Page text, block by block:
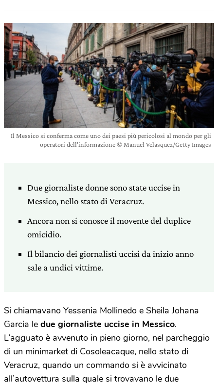
Il Messico si conferma come uno dei paesi più pericolosi al mondo per gli
operatori dell'informazione © Manuel Velasquez/Getty Images
Due giornaliste donne sono state uccise in
Messico, nello stato di Veracruz.
Ancora non si conosce il movente del duplice
omicidio.
Il bilancio dei giornalisti uccisi da inizio anno
sale a undici vittime.
Si chiamavano Yessenia Mollinedo e Sheila Johana
Garcia le due giornaliste uccise in Messico.
L’agguato è avvenuto in pieno giorno, nel parcheggio
di un minimarket di Cosoleacaque, nello stato di
Veracruz, quando un commando si è avvicinato
all’autovettura sulla quale si trovavano le due